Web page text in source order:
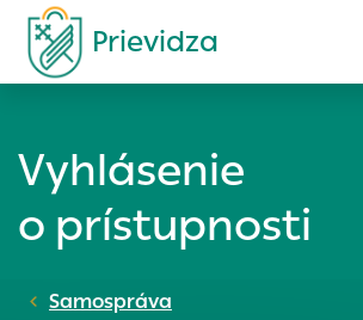
Prievidza
Vyhlásenie
o prístupnosti
Samospráva
Nastavenie cookies
Cookies sú malé súbory, do ktorých
Používajú sa napríklad k tomu, aby si